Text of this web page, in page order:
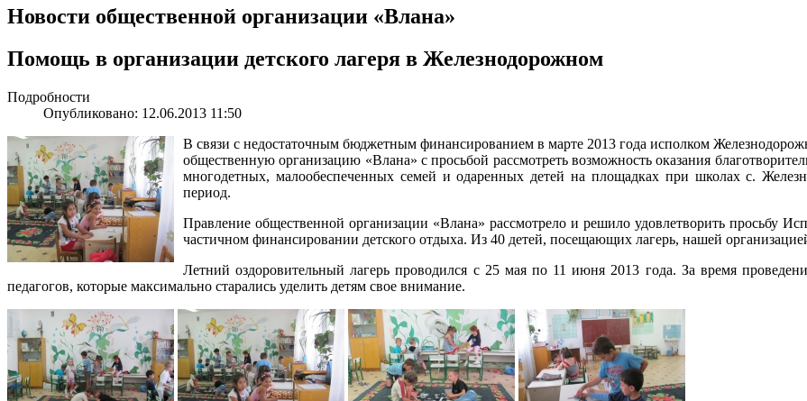
Новости общественной организации «Влана»
Помощь в организации детского лагеря в Железнодорожном
Подробности
Опубликовано: 12.06.2013 11:50
В связи с недостаточным бюджетным финансированием в марте 2013 года исполком
общественную организацию «Влана» с просьбой рассмотреть возможность оказания
многодетных, малообеспеченных семей и одаренных детей на площадках при школах с.
период.
Правление общественной организации «Влана» рассмотрело и решило удовлетворить просьбу
частичном финансировании детского отдыха. Из 40 детей, посещающих лагерь, нашей
Летний оздоровительный лагерь проводился с 25 мая по 11 июня 2013 года. За время
педагогов, которые максимально старались уделить детям свое внимание.